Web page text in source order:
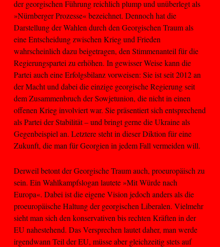
der georgischen Führung reichlich plump und unüberlegt als
»Nürnberger Prozesse« bezeichnet. Dennoch hat die
Darstellung der Wahlen durch den Georgischen Traum als
eine Entscheidung zwischen Krieg und Frieden
wahrscheinlich dazu beigetragen, den Stimmenanteil für die
Regierungspartei zu erhöhen. In gewisser Weise kann die
Partei auch eine Erfolgsbilanz vorweisen: Sie ist seit 2012 an
der Macht und dabei die einzige georgische Regierung seit
dem Zusammenbruch der Sowjetunion, die nicht in einen
offenen Krieg involviert war. Sie präsentiert sich entsprechend
als Partei der Stabilität – und bringt gerne die Ukraine als
Gegenbeispiel an. Letztere steht in dieser Diktion für eine
Zukunft, die man für Georgien in jedem Fall vermeiden will.
Derweil betont der Georgische Traum auch, proeuropäisch zu
sein. Ein Wahlkampfslogan lautete »Mit Würde nach
Europa«. Dabei ist die eigene Vision jedoch anders als die
proeuropäische Haltung der georgischen Liberalen. Vielmehr
sieht man sich den konservativen bis rechten Kräften in der
EU nahestehend. Das Versprechen lautet daher, man werde
irgendwann Teil der EU, müsse aber gleichzeitig stets auf